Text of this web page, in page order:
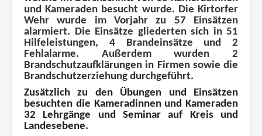
und Kameraden besucht wurde. Die Kirtorfer
Wehr wurde im Vorjahr zu 57 Einsätzen
alarmiert. Die Einsätze gliederten sich in 51
Hilfeleistungen, 4 Brandeinsätze und 2
Fehlalarme. Außerdem wurden 2
Brandschutzaufklärungen in Firmen sowie die
Brandschutzerziehung durchgeführt.
Zusätzlich zu den Übungen und Einsätzen
besuchten die Kameradinnen und Kameraden
32 Lehrgänge und Seminar auf Kreis und
Landesebene.